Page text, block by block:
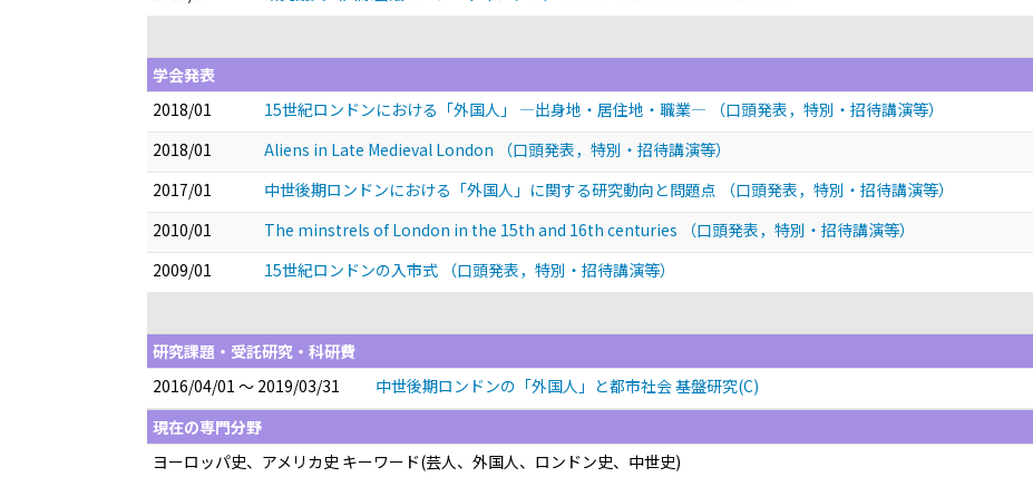
学会発表
2018/01
15世紀ロンドンにおける「外国人」 —出身地・居住地・職業—
（口頭発表，特別・招待講演等）
2018/01
Aliens in Late Medieval London
（口頭発表，特別・招待講演等）
2017/01
中世後期ロンドンにおける「外国人」に関する研究動向と問題点
（口頭発表，特別・招待講演等）
2010/01
The minstrels of London in the 15th and 16th centuries
（口頭発表，特別・招待講演等）
2009/01
15世紀ロンドンの入市式
（口頭発表，特別・招待講演等）
研究課題・受託研究・科研費
2016/04/01 ～ 2019/03/31
中世後期ロンドンの「外国人」と都市社会 基盤研究(C)
現在の専門分野
ヨーロッパ史、アメリカ史 キーワード(芸人、外国人、ロンドン史、中世史)